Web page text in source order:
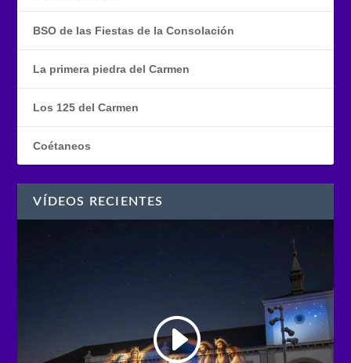
BSO de las Fiestas de la Consolación
La primera piedra del Carmen
Los 125 del Carmen
Coétaneos
VÍDEOS RECIENTES